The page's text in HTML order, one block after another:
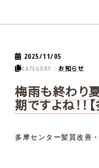
2025/11/05
CATEGORY： お知らせ
梅雨も終わり
期ですよね！！
多摩センター髪質改善